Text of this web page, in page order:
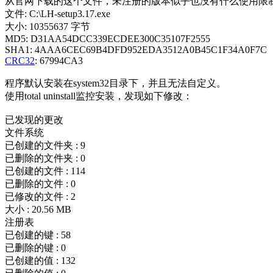
文件: C:\LH-setup3.17.exe
大小: 10355637 字节
MD5: D31AA54DCC339ECDEE300C35107F2555
SHA1: 4AAA6CEC69B4DFD952EDA3512A0B45C1F34A0F7C
CRC32: 67994CA3
程序默认安装在system32目录下，并且无法自定义。
使用total uninstall监控安装，发现如下修改：
已发现的更改
文件系统
已创建的文件夹 : 9
已删除的文件夹 : 0
已创建的文件 : 114
已删除的文件 : 0
已修改的文件 : 2
大小 : 20.56 MB
注册表
已创建的键 : 58
已删除的键 : 0
已创建的值 : 132